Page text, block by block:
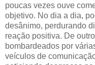
poucas vezes ouve
objetivo. No dia a dia,
desânimo, perdurando
reação positiva. De
bombardeados por
veículos de